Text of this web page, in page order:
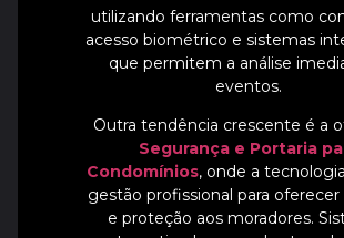
utilizando ferramentas como
acesso biométrico e sistemas
que permitem a análise
eventos.
Outra tendência crescente é a
Segurança e Portaria
Condomínios, onde a
gestão profissional para
e proteção aos moradores.